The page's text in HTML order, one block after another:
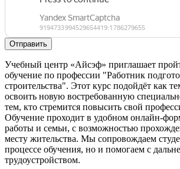
Отправить
Учебный центр «Айсэф» приглашает
обучение по профессии "Работник
строительства". Этот курс подойдёт как
освоить новую востребованную
тем, кто стремится повысить свой
Обучение проходит в удобном онлайн-
работы и семьи, с возможностью
месту жительства. Мы сопровождаем
процессе обучения, но и помогаем с
трудоустройством.